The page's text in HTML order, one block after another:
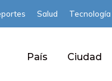
Salud Tecnología
País Ciudad